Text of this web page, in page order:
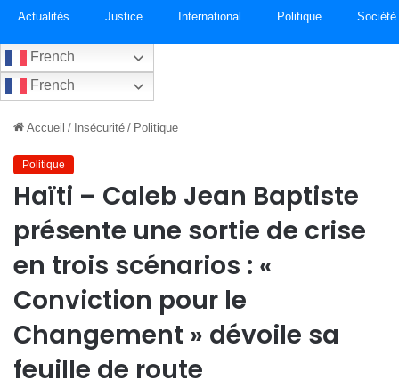
Actualités Justice International Politique Société
French
French
Accueil / Insécurité / Politique
Politique
Haïti – Caleb Jean Baptiste
présente une sortie de crise
en trois scénarios : «
Conviction pour le
Changement » dévoile sa
feuille de route